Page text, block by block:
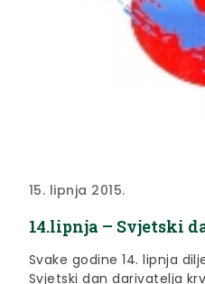
15. lipnja 2015.
14.lipnja – Svjetski
Svake godine 14. lipnja
Svjetski dan darivatelja